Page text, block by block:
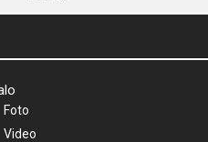
Foto
Video